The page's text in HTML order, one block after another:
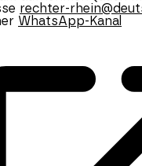
rechter-
WhatsApp-Kanal